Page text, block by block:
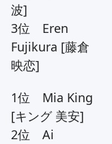
波]
3位 Eren
Fujikura [藤倉
映恋]
1位 Mia King
[キング 美安]
2位 Ai